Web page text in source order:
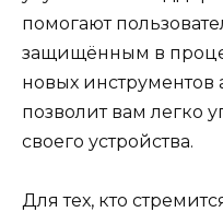
помогают
защищённым в
новых
позволит вам легко
своего устройства.
Для тех, кто